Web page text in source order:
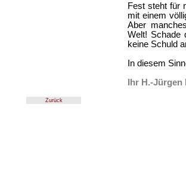
Fest steht für
mit einem
Aber
Welt! Schade
keine Schuld
In diesem
Ihr H.-
Zurück